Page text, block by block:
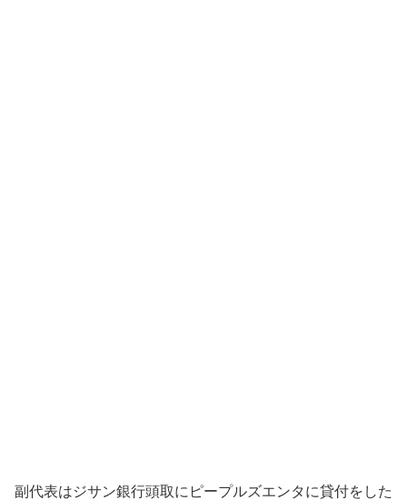
副代表はジサン銀行頭取にピープルズエンタに貸付をした